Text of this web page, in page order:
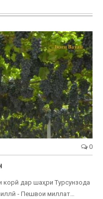
0
корӣ дар шаҳри Турсунзода
- Пешвои миллат…